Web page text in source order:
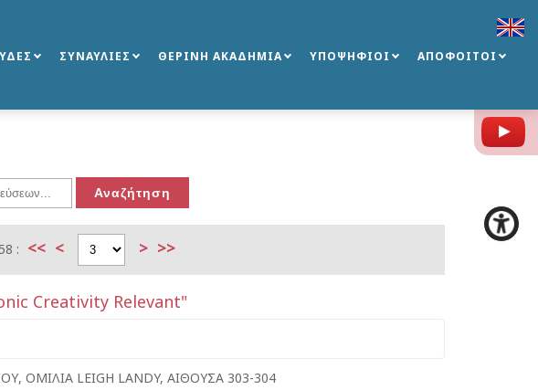
ΣΥΝΑΥΛΙΕΣ ΘΕΡΙΝΗ ΑΚΑΔΗΜΙΑ ΥΠΟΨΗΦΙΟΙ ΑΠΟΦΟΙΤΟΙ
: << < > >>
Creativity Relevant"
ΟΜΙΛΙΑ LEIGH LANDY, ΑΙΘΟΥΣΑ 303-304